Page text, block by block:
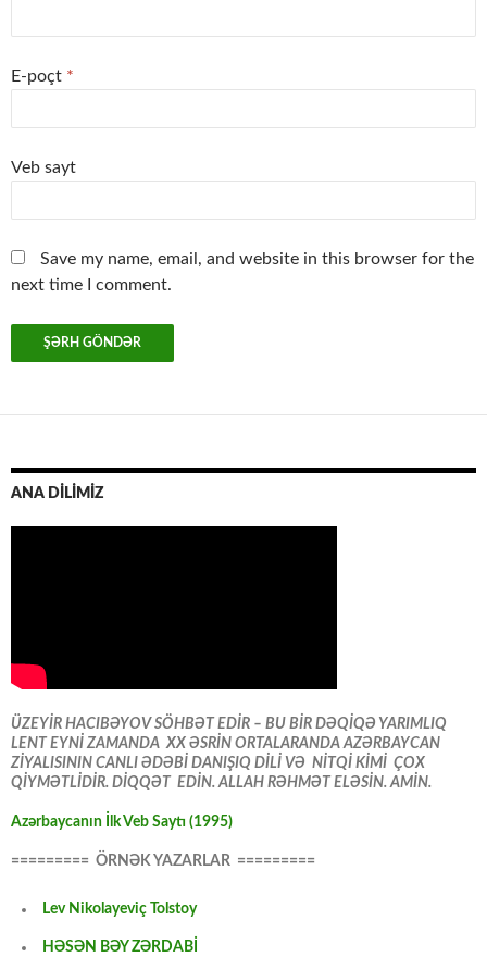
E-poçt *
Veb sayt
Save my name, email, and website in this browser for the
next time I comment.
ANA DİLİMİZ
ÜZEYİR HACIBƏYOV SÖHBƏT EDİR – BU BİR DƏQİQƏ YARIMLIQ
LENT EYNİ ZAMANDA XX ƏSRİN ORTALARANDA AZƏRBAYCAN
ZİYALISININ CANLI ƏDƏBİ DANIŞIQ DİLİ VƏ NİTQİ KİMİ ÇOX
QİYMƏTLİDİR. DİQQƏT EDİN. ALLAH RƏHMƏT ELƏSİN. AMİN.
Azərbaycanın İlk Veb Saytı (1995)
========= ÖRNƏK YAZARLAR =========
Lev Nikolayeviç Tolstoy
HƏSƏN BƏY ZƏRDABİ